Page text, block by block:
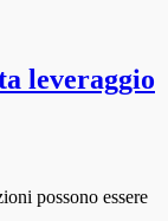
leveraggio
possono essere